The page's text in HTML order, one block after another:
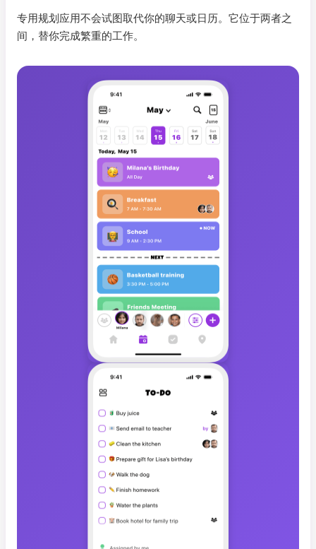
专用规划应用不会试图取代你的聊天或日历。它位于两者之
间，替你完成繁重的工作。